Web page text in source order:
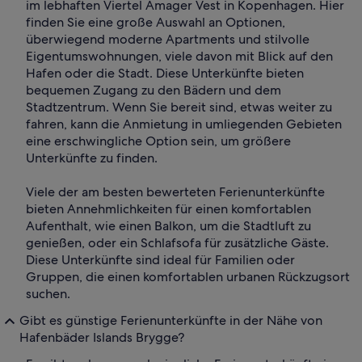
im lebhaften Viertel Amager Vest in Kopenhagen. Hier
finden Sie eine große Auswahl an Optionen,
überwiegend moderne Apartments und stilvolle
Eigentumswohnungen, viele davon mit Blick auf den
Hafen oder die Stadt. Diese Unterkünfte bieten
bequemen Zugang zu den Bädern und dem
Stadtzentrum. Wenn Sie bereit sind, etwas weiter zu
fahren, kann die Anmietung in umliegenden Gebieten
eine erschwingliche Option sein, um größere
Unterkünfte zu finden.
Viele der am besten bewerteten Ferienunterkünfte
bieten Annehmlichkeiten für einen komfortablen
Aufenthalt, wie einen Balkon, um die Stadtluft zu
genießen, oder ein Schlafsofa für zusätzliche Gäste.
Diese Unterkünfte sind ideal für Familien oder
Gruppen, die einen komfortablen urbanen Rückzugsort
suchen.
Gibt es günstige Ferienunterkünfte in der Nähe von
Hafenbäder Islands Brygge?